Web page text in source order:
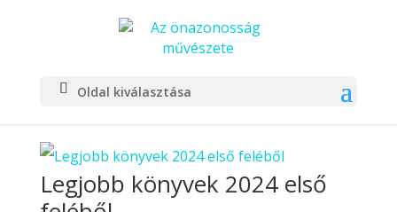
Oldal kiválasztása
Legjobb könyvek 2024 első